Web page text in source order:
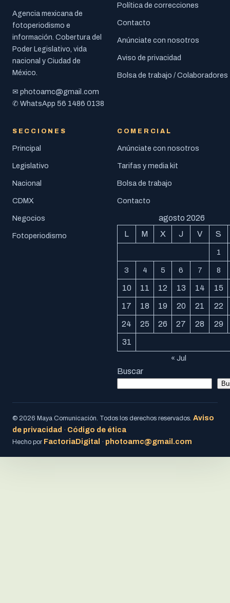
Agencia mexicana de
fotoperiodismo e
información. Cobertura del
Poder Legislativo, vida
nacional y Ciudad de
México.
✉ photoamc@gmail.com
✆ WhatsApp 56 1486 0138
Política de correcciones
Contacto
Anúnciate con nosotros
Aviso de privacidad
Bolsa de trabajo / Colaboradores
SECCIONES
Principal
Legislativo
Nacional
CDMX
Negocios
Fotoperiodismo
COMERCIAL
Anúnciate con nosotros
Tarifas y media kit
Bolsa de trabajo
Contacto
agosto 2026
L
M X J V S
1
3 4 5 6 7 8
10 11 12 13 14 15
17 18 19 20 21 22
24 25 26 27 28 29
31
« Jul
Buscar
© 2026 Maya Comunicación. Todos los derechos reservados. Aviso
de privacidad · Código de ética
Hecho por FactoriaDigital · photoamc@gmail.com